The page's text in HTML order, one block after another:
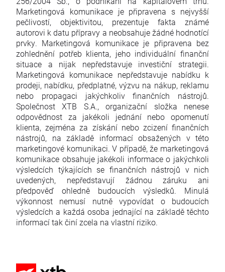
Marketingová komunikace je připravena s nejvyšší
pečlivostí, objektivitou, prezentuje fakta známé
autorovi k datu přípravy a neobsahuje žádné hodnotící
prvky. Marketingová komunikace je připravena bez
zohlednění potřeb klienta, jeho individuální finanční
situace a nijak nepředstavuje investiční strategii.
Marketingová komunikace nepředstavuje nabídku k
prodeji, nabídku, předplatné, výzvu na nákup, reklamu
nebo propagaci jakýchkoliv finančních nástrojů.
Společnost XTB S.A., organizační složka nenese
odpovědnost za jakékoli jednání nebo opomenutí
klienta, zejména za získání nebo zcizení finančních
nástrojů, na základě informací obsažených v této
marketingové komunikaci. V případě, že marketingová
komunikace obsahuje jakékoli informace o jakýchkoli
výsledcích týkajících se finančních nástrojů v nich
uvedených, nepředstavují žádnou záruku ani
předpověď ohledně budoucích výsledků. Minulá
výkonnost nemusí nutně vypovídat o budoucích
výsledcích a každá osoba jednající na základě těchto
informací tak činí zcela na vlastní riziko.